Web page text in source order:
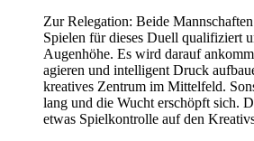
Zur Relegation: Beide
Spielen für dieses Duell qualifiziert
Augenhöhe. Es wird darauf
agieren und intelligent Druck
kreatives Zentrum im Mittelfeld.
lang und die Wucht erschöpft sich.
etwas Spielkontrolle auf den